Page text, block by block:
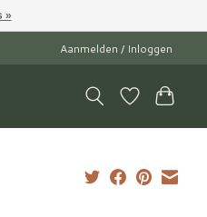
Aanmelden / Inloggen
»